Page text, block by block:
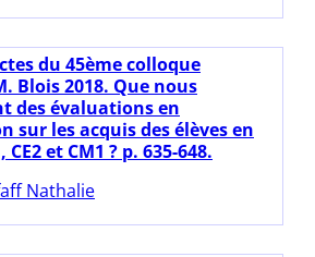
du 45ème colloque
Blois 2018. Que nous
des évaluations en
sur les acquis des élèves en
CE2 et CM1 ? p. 635-648.
Nathalie